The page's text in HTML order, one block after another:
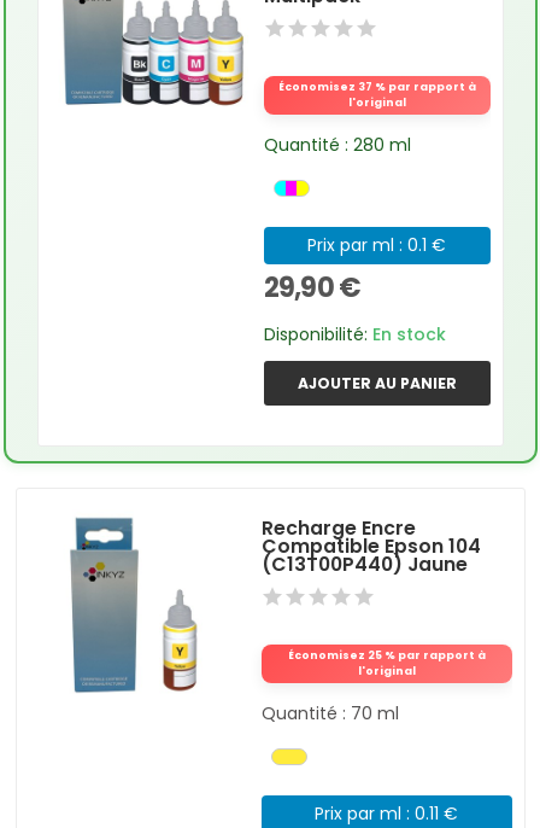
Économisez 37 % par rapport à
l'original
Quantité : 280 ml
Prix par ml : 0.1 €
29,90 €
Disponibilité: En stock
AJOUTER AU PANIER
Recharge Encre
Compatible Epson 104
(C13T00P440) Jaune
Économisez 25 % par rapport à
l'original
Quantité : 70 ml
Prix par ml : 0.11 €